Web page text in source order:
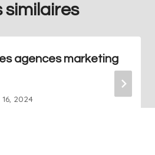
similaires
agences marketing
2024